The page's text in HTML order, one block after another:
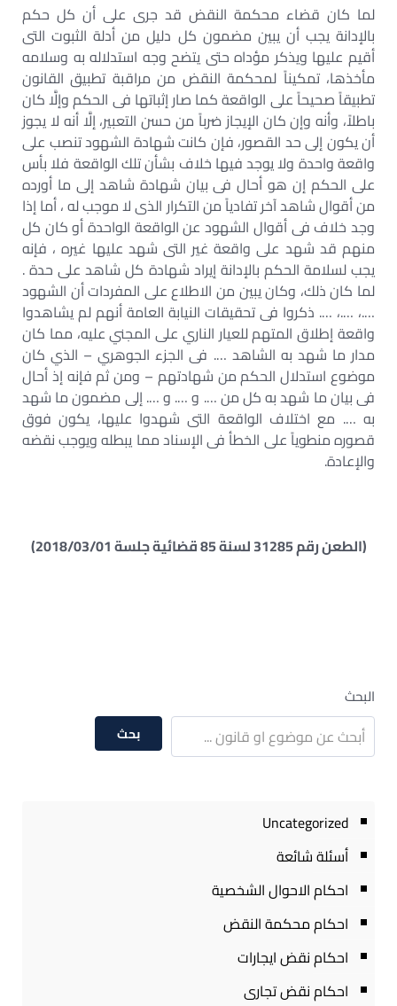
لما كان قضاء محكمة النقض قد جرى على أن كل حكم
بالإدانة يجب أن يبين مضمون كل دليل من أدلة الثبوت التى
أقيم عليها ويذكر مؤداه حتى يتضح وجه استدلاله به وسلامه
مأخذها، تمكيناً لمحكمة النقض من مراقبة تطبيق القانون
تطبيقاً صحيحاً على الواقعة كما صار إثباتها فى الحكم وإلَّا كان
باطلاً، وأنه وإن كان الإيجاز ضرباً من حسن التعبير، إلَّا أنه لا يجوز
أن يكون إلى حد القصور، فإن كانت شهادة الشهود تنصب على
واقعة واحدة ولا يوجد فيها خلاف بشأن تلك الواقعة فلا بأس
على الحكم إن هو أحال فى بيان شهادة شاهد إلى ما أورده
من أقوال شاهد آخر تفادياً من التكرار الذى لا موجب له ، أما إذا
وجد خلاف فى أقوال الشهود عن الواقعة الواحدة أو كان كل
منهم قد شهد على واقعة غير التى شهد عليها غيره ، فإنه
يجب لسلامة الحكم بالإدانة إيراد شهادة كل شاهد على حدة .
لما كان ذلك، وكان يبين من الاطلاع على المفردات أن الشهود
….، ….، …. ذكروا فى تحقيقات النيابة العامة أنهم لم يشاهدوا
واقعة إطلاق المتهم للعيار الناري على المجني عليه، مما كان
مدار ما شهد به الشاهد …. فى الجزء الجوهري – الذي كان
موضوع استدلال الحكم من شهادتهم – ومن ثم فإنه إذ أحال
فى بيان ما شهد به كل من …. و …. و …. إلى مضمون ما شهد
به …. مع اختلاف الواقعة التى شهدوا عليها، يكون فوق
قصوره منطوياً على الخطأ فى الإسناد مما يبطله ويوجب نقضه
والإعادة.
(الطعن رقم 31285 لسنة 85 قضائية جلسة 2018/03/01)
البحث
بحث
Uncategorized
أسئلة شائعة
احكام الاحوال الشخصية
احكام محكمة النقض
احكام نقض ايجارات
احكام نقض تجارى